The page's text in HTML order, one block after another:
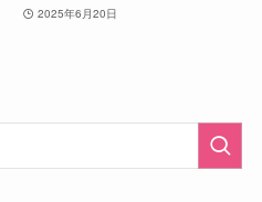
2025年6月20日